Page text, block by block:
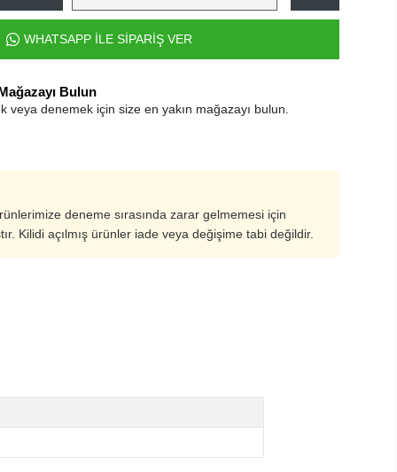
WHATSAPP İLE SİPARİŞ VER
Bulun
veya denemek için size en yakın mağazayı bulun.
deneme sırasında zarar gelmemesi için
Kilidi açılmış ürünler iade veya değişime tabi değildir.